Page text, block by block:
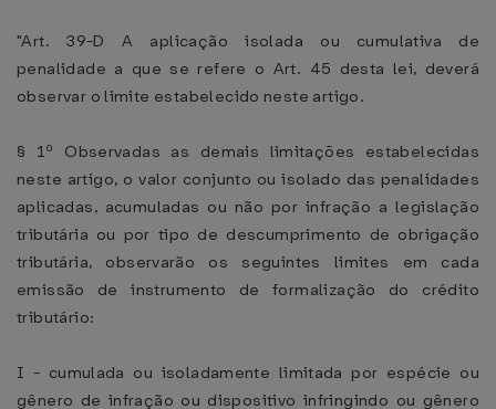
"Art. 39-D A aplicação isolada ou cumulativa de
penalidade a que se refere o Art. 45 desta lei, deverá
observar o limite estabelecido neste artigo.
§ 1º Observadas as demais limitações estabelecidas
neste artigo, o valor conjunto ou isolado das penalidades
aplicadas, acumuladas ou não por infração a legislação
tributária ou por tipo de descumprimento de obrigação
tributária, observarão os seguintes limites em cada
emissão de instrumento de formalização do crédito
tributário:
I - cumulada ou isoladamente limitada por espécie ou
gênero de infração ou dispositivo infringindo ou gênero